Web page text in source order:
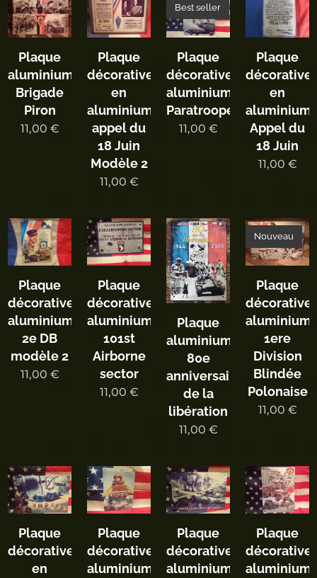
Plaque
aluminium
Brigade
Piron
11,00 €
Plaque
décorative
en
aluminium
appel du
18 Juin
Modèle 2
11,00 €
Plaque
décorative
aluminium
Paratrooper
Best seller
11,00 €
Plaque
décorative
en
aluminium
Appel du
18 Juin
11,00 €
Plaque
décorative
aluminium
2e DB
modèle 2
11,00 €
Plaque
décorative
aluminium
101st
Airborne
sector
11,00 €
Plaque
aluminium
80e
anniversaire
de la
libération
11,00 €
Plaque
décorative
aluminium
1ere
Division
Blindée
Polonaise
Nouveau
11,00 €
Plaque
décorative
en
Plaque
décorative
aluminium
Plaque
décorative
aluminium
Plaque
décorative
aluminium